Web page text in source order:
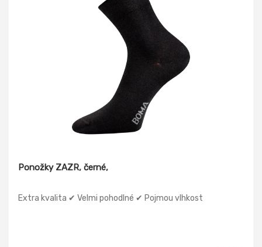
Ponožky ZAZR, černé,
Extra kvalita ✔ Velmi pohodlné ✔ Pojmou vlhkost